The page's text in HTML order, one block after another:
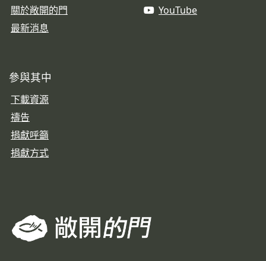
關於敞開的門
最新消息
YouTube
參與其中
下載資源
禱告
捐獻呼籲
捐獻方式